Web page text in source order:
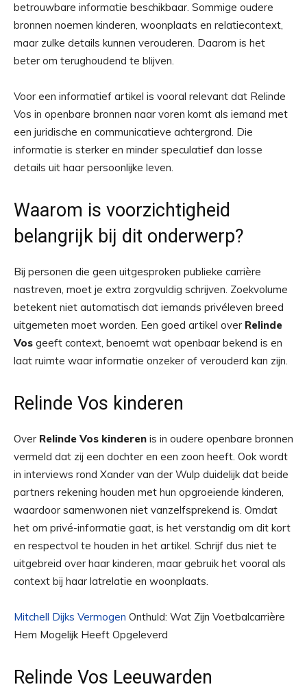
betrouwbare informatie beschikbaar. Sommige oudere
bronnen noemen kinderen, woonplaats en relatiecontext,
maar zulke details kunnen verouderen. Daarom is het
beter om terughoudend te blijven.
Voor een informatief artikel is vooral relevant dat Relinde
Vos in openbare bronnen naar voren komt als iemand met
een juridische en communicatieve achtergrond. Die
informatie is sterker en minder speculatief dan losse
details uit haar persoonlijke leven.
Waarom is voorzichtigheid
belangrijk bij dit onderwerp?
Bij personen die geen uitgesproken publieke carrière
nastreven, moet je extra zorgvuldig schrijven. Zoekvolume
betekent niet automatisch dat iemands privéleven breed
uitgemeten moet worden. Een goed artikel over Relinde
Vos geeft context, benoemt wat openbaar bekend is en
laat ruimte waar informatie onzeker of verouderd kan zijn.
Relinde Vos kinderen
Over Relinde Vos kinderen is in oudere openbare bronnen
vermeld dat zij een dochter en een zoon heeft. Ook wordt
in interviews rond Xander van der Wulp duidelijk dat beide
partners rekening houden met hun opgroeiende kinderen,
waardoor samenwonen niet vanzelfsprekend is. Omdat
het om privé-informatie gaat, is het verstandig om dit kort
en respectvol te houden in het artikel. Schrijf dus niet te
uitgebreid over haar kinderen, maar gebruik het vooral als
context bij haar latrelatie en woonplaats.
Mitchell Dijks Vermogen Onthuld: Wat Zijn Voetbalcarrière
Hem Mogelijk Heeft Opgeleverd
Relinde Vos Leeuwarden